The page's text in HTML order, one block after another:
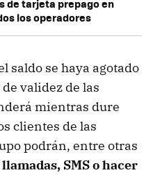
de tarjeta prepago en
los operadores
saldo se haya agotado
validez de las
mientras dure
clientes de las
podrán, entre otras
SMS o hacer